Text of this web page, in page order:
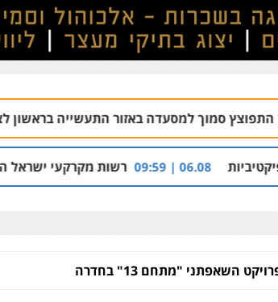
באזור התעשייה בראשון לציון 09.08 | 08:54
רשות מקרקעי ישראל הרסה בנייה לא